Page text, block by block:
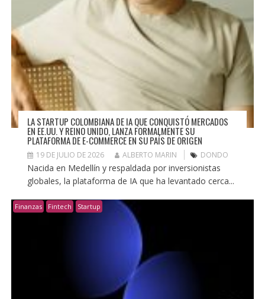
LA STARTUP COLOMBIANA DE IA QUE CONQUISTÓ MERCADOS
EN EE.UU. Y REINO UNIDO, LANZA FORMALMENTE SU
PLATAFORMA DE E-COMMERCE EN SU PAÍS DE ORIGEN
19 DE JULIO DE 2026 ALBERTO MARIN DONDO
Nacida en Medellín y respaldada por inversionistas
globales, la plataforma de IA que ha levantado cerca...
Finanzas Fintech Startup